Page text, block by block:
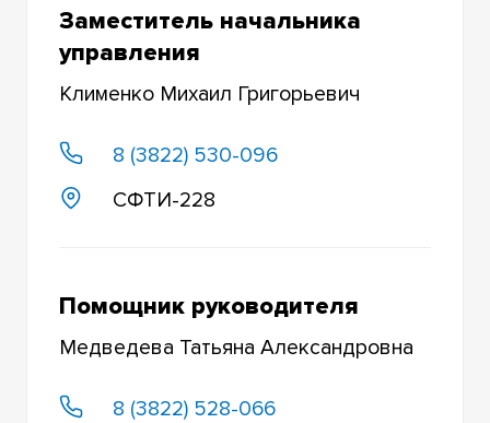
ОБЪЕКТЫ СОЦИАЛЬНОЙ СФЕРЫ
ОБЩЕСТВЕННЫЕ ОРГАНИЗАЦИИ
ЭКСТРЕННЫХ СЛУЧАЯХ
Заместитель начальника
управления
Клименко Михаил Григорьевич
8 (3822) 530-096
СФТИ-228
Помощник руководителя
Медведева Татьяна Александровна
8 (3822) 528-066